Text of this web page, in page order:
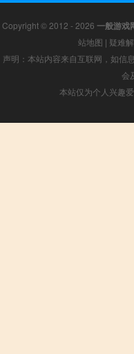
Copyright © 2012 - 2026 一般游戏
站地图 | 疑难
声明：本站内容来自互联网，如信
会
本站仅为个人兴趣